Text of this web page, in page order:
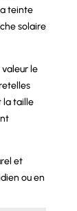
teinte
solaire
le
la taille
et
ou en